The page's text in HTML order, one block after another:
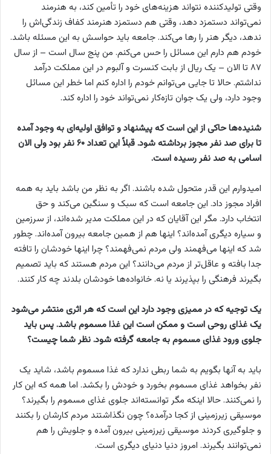
وقتی تولیدکننده نتواند هزینه‌های خود را تأمین کند، به هنرمند
نمی‌تواند دستمزد دهد، وقتی هم دستمزد هنرمند کفاف زندگی‌اش را
ندهد، دیگر هنر را رها می‌کند. جامعه باید حواسش به این مسئله باشد.
خودم هم دارم این مسائل را حس می‌کنم. من پنج سال است – از سال
۸۷ تا الان – یک ریال از بابت کنسرت و آلبوم در این مملکت درآمد
نداشتم. حالا تا جایی می‌توانم خودم را اداره کنم اما خطر این مسائل
وجود دارد، ولی یک جوان تازه‌کار نمی‌تواند خود را اداره کند.
شنیده‌ها حاکی از این است که پیشنهاد و توافق اولیه‌ای به وجود آمده
تا برای صد نفر مجوز برداشته شود. قبلاً این تعداد ۶۰ نفر بود ولی الان
اسامی به صد نفر رسیده است.
امیدوارم این قدر متحول شده باشند. اگر به نظر من باشد باید به همه
افراد مجوز داد. این جامعه است که سبک و سنگین می‌کند و حق
انتخاب دارد. مگر این آقایان که در این مملکت مدیر شده‌اند، از سرزمین
و سیاره دیگری آمده‌اند؟ اینها هم از همین جامعه بیرون آمده‌اند. چطور
شد که اینها می‌فهمند ولی مردم نمی‌فهمند؟ چرا اینها خودشان را تافته
جدا بافته و عاقل‌تر از مردم می‌دانند؟ این مردم هستند که باید تصمیم
بگیرند فرهنگی را بپذیرند یا نه. خانواده‌ها خودشان بلدند چه کار کنند.
یک توجیه که در ممیزی وجود دارد این است که هر اثری منتشر می‌شود
یک غذای روحی است و ممکن است این غذا مسموم باشد. پس باید
جلوی ورود غذای مسموم به جامعه گرفته شود. نظر شما چیست؟
باید به آنها بگویم به شما ربطی ندارد که غذا مسموم باشد، شاید یک
نفر بخواهد غذای مسموم بخورد و خودش را بکشد. اما همه که این کار
را نمی‌کنند. حالا اینکه مگر توانسته‌اند جلوی غذای مسموم را بگیرند؟
موسیقی زیرزمینی از کجا درآمده؟ چون نگذاشتند مردم کارشان را بکنند
و جلوگیری کردند موسیقی زیرزمینی بیرون آمده و جلویش را هم
نمی‌توانند بگیرند. امروز دنیا دنیای دیگری است.